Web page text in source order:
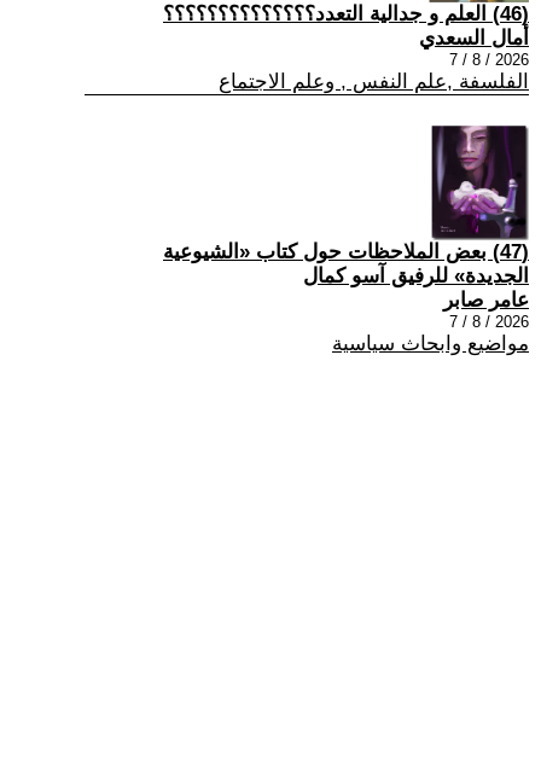
(46) العلم و جدالية التعدد؟؟؟؟؟؟؟؟؟؟؟؟؟؟
أمال السعدي
2026 / 8 / 7
الفلسفة ,علم النفس , وعلم الاجتماع
(47) بعض الملاحظات حول كتاب «الشيوعية
الجديدة» للرفيق آسو كمال
عامر صابر
2026 / 8 / 7
مواضيع وابحاث سياسية